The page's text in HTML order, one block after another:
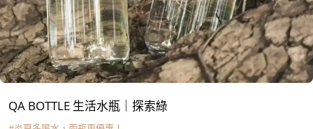
QA BOTTLE 生活水瓶｜探索綠